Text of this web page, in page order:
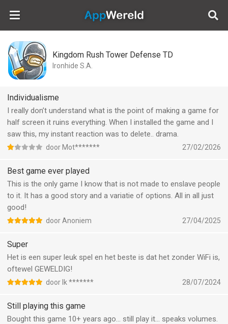
AppWereld
Kingdom Rush Tower Defense TD
Ironhide S.A.
Individualisme
I really don’t understand what is the point of making a game for
half screen it ruins everything. When I installed the game and I
saw this, my instant reaction was to delete.. drama.
door Mot******* 27/02/2026
Best game ever played
This is the only game I know that is not made to enslave people
to it. It has a good story and a variatie of options. All in all just
good!
door Anoniem 27/04/2025
Super
Het is een super leuk spel en het beste is dat het zonder WiFi is,
oftewel GEWELDIG!
door Ik ******* 28/07/2024
Still playing this game
Bought this game 10+ years ago… still play it… speaks volumes.